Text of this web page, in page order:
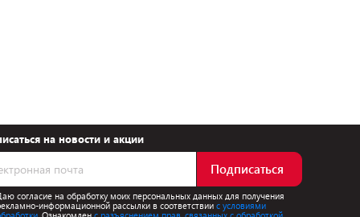
на новости и акции
Подписаться
согласие на обработку моих персональных данных для получения
информационной рассылки в соответствиис условиями